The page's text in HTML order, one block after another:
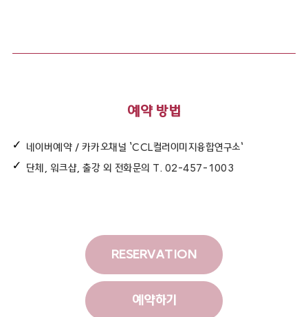
예약 방법
네이버예약 / 카카오채널 ‘CCL컬러이미지융합연구소’
단체, 워크샵, 출강 외 전화문의 T. 02-457-1003
RESERVATION
예약하기